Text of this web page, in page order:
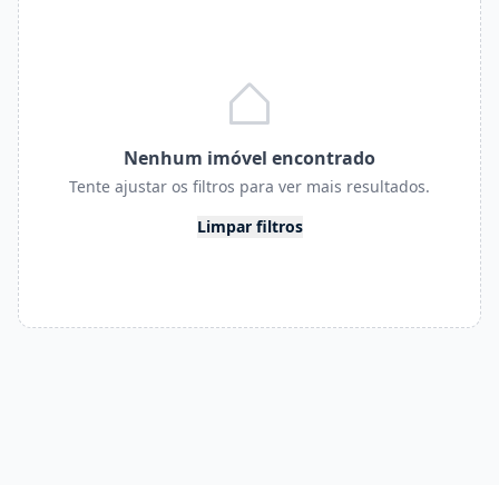
Nenhum imóvel encontrado
Tente ajustar os filtros para ver mais resultados.
Limpar filtros